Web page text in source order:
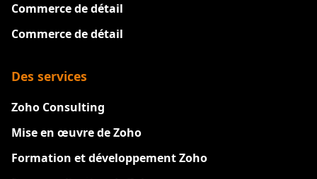
Commerce de détail
Commerce de détail
Des services
Zoho Consulting
Mise en œuvre de Zoho
Formation et développement Zoho